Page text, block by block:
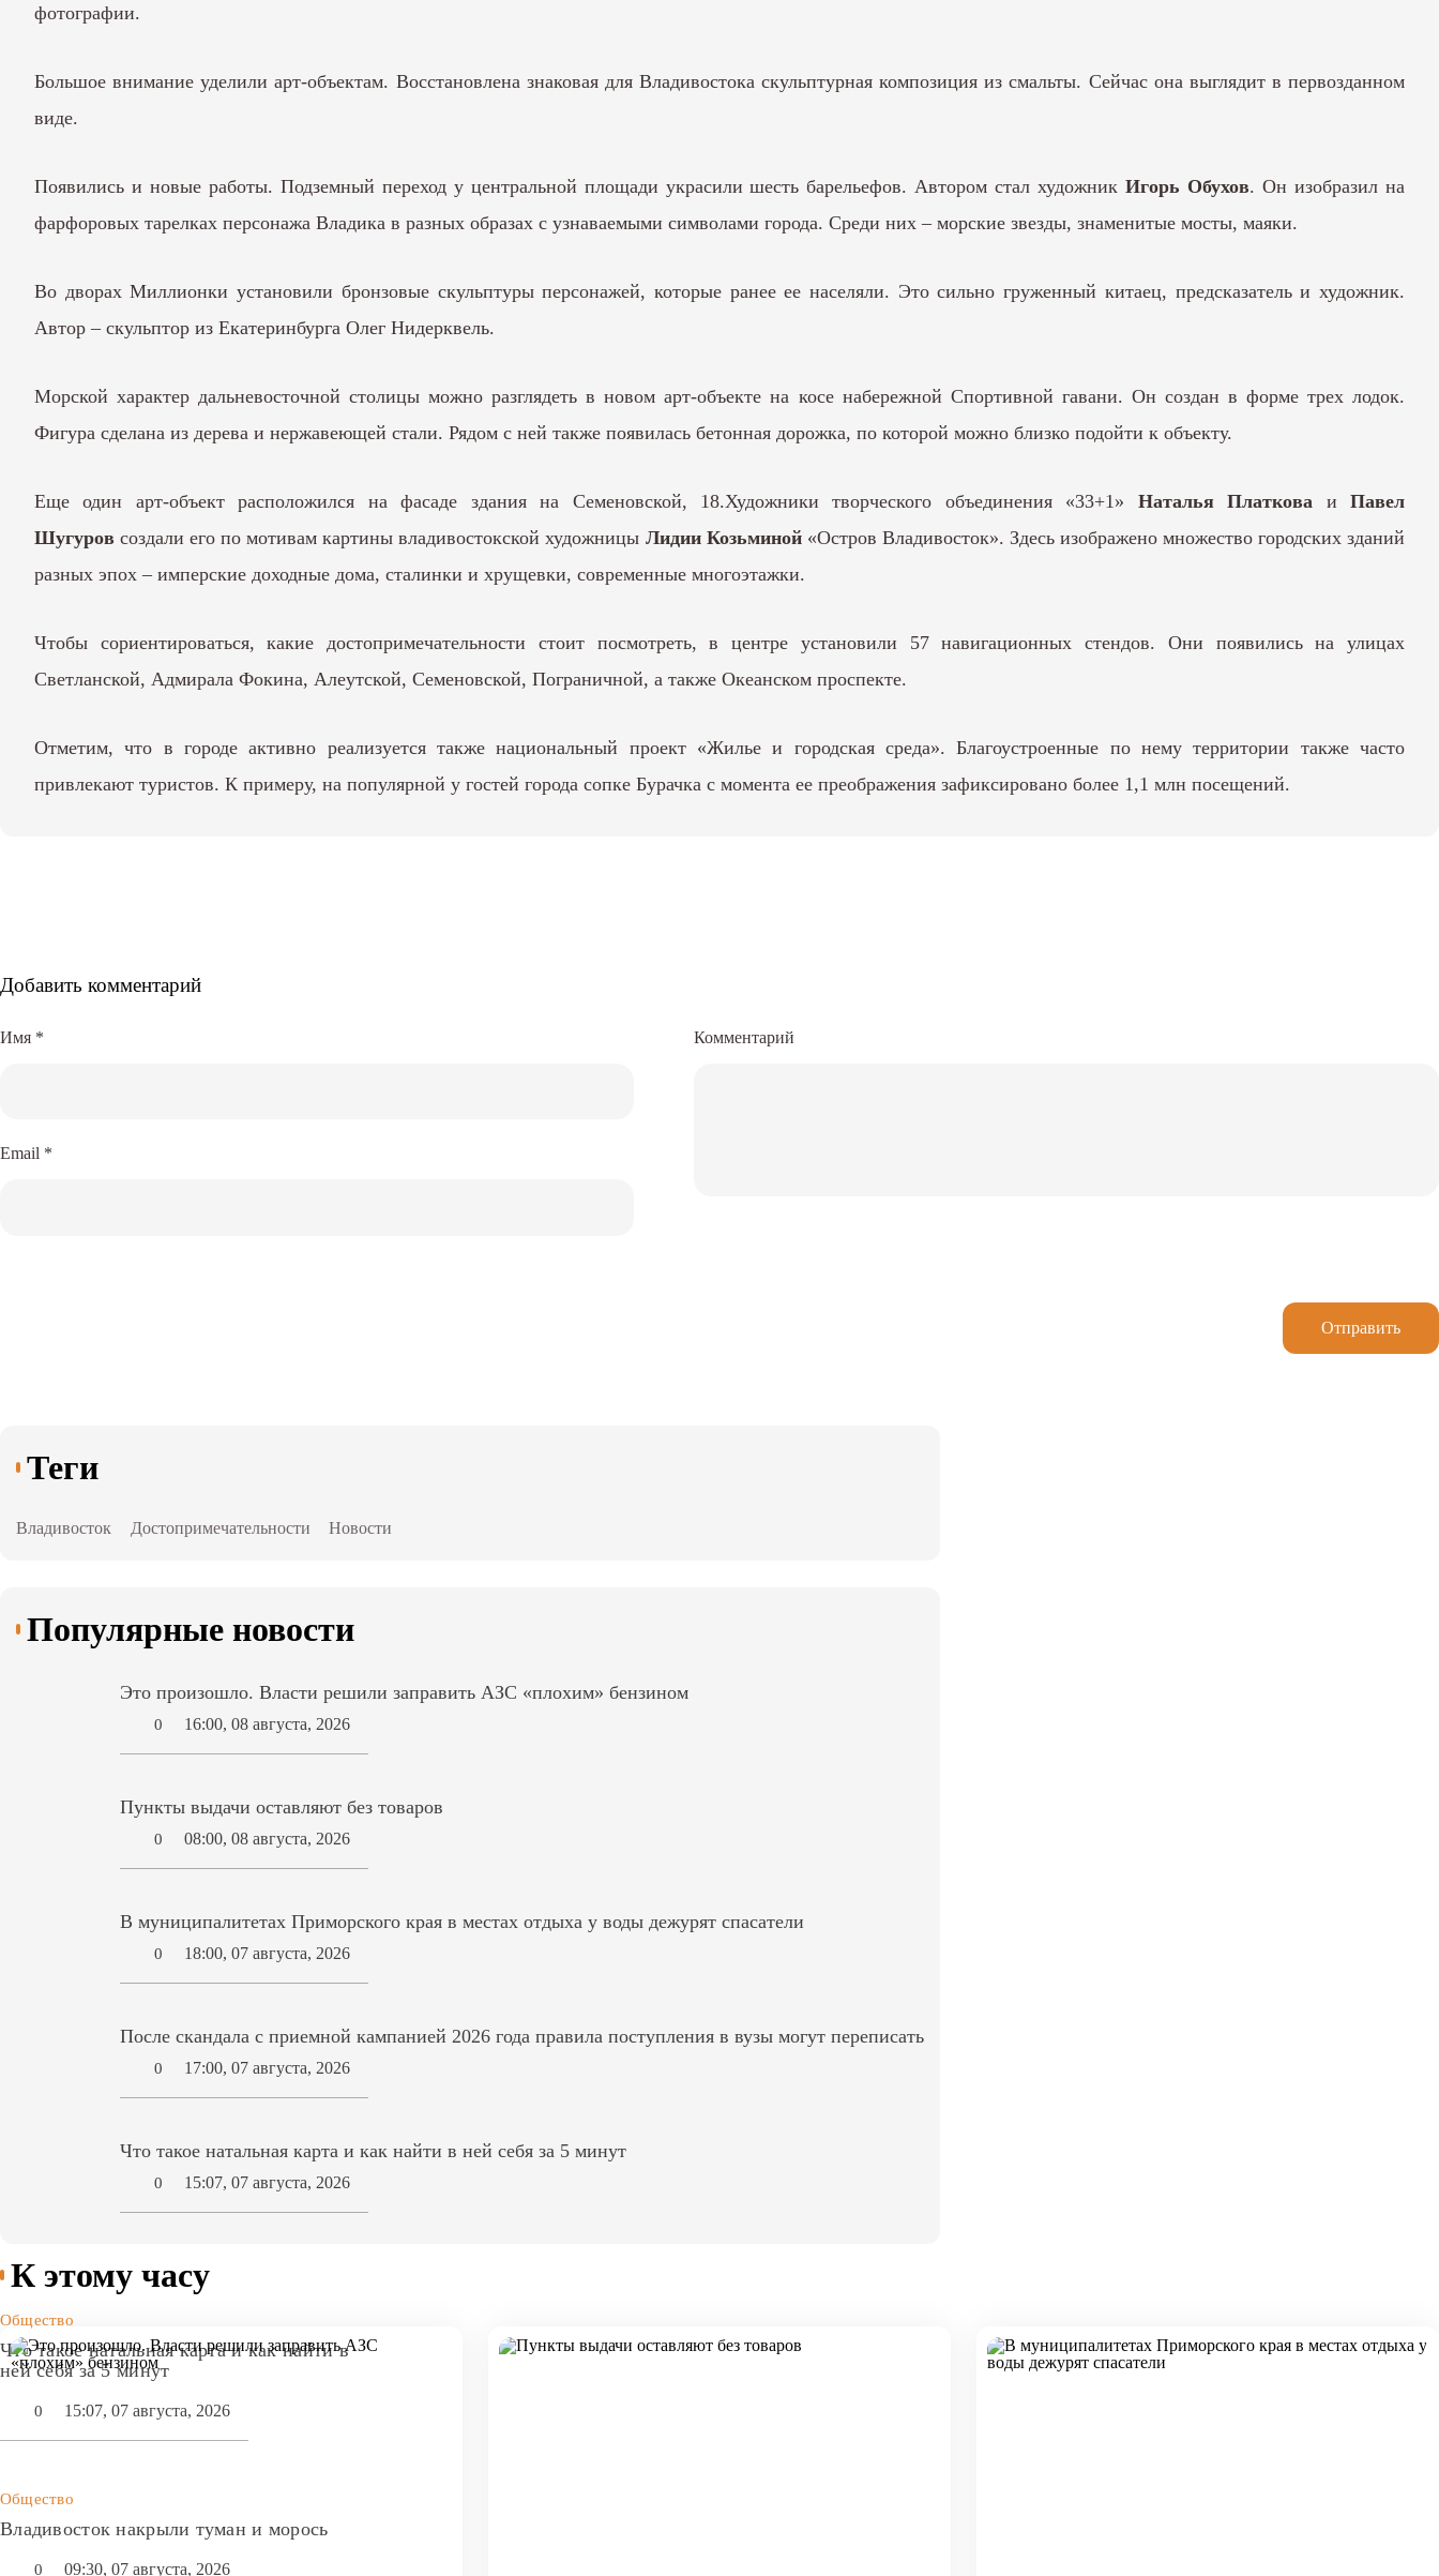
фотографии.
Большое внимание уделили арт-объектам. Восстановлена знаковая для Владивостока скульптурная композиция из смальты. Сейчас она выглядит в первозданном
виде.
Появились и новые работы. Подземный переход у центральной площади украсили шесть барельефов. Автором стал художникИгорь Обухов. Он изобразил на
фарфоровых тарелках персонажа Владика в разных образах с узнаваемыми символами города. Среди них – морские звезды, знаменитые мосты, маяки.
Во дворах Миллионки установили бронзовые скульптуры персонажей, которые ранее ее населяли. Это сильно груженный китаец, предсказатель и художник.
Автор – скульптор из Екатеринбурга Олег Нидерквель.
Морской характер дальневосточной столицы можно разглядеть в новом арт-объекте на косе набережной Спортивной гавани. Он создан в форме трех лодок.
Фигура сделана из дерева и нержавеющей стали. Рядом с ней также появилась бетонная дорожка, по которой можно близко подойти к объекту.
Еще один арт-объект расположился на фасаде здания на Семеновской, 18.Художники творческого объединения «33+1» Наталья Платкова и Павел
Шугуровсоздали его по мотивам картины владивостокской художницы Лидии Козьминой «Остров Владивосток». Здесь изображено множество городских зданий
разных эпох – имперские доходные дома, сталинки и хрущевки, современные многоэтажки.
Чтобы сориентироваться, какие достопримечательности стоит посмотреть, в центре установили 57 навигационных стендов. Они появились на улицах
Светланской, Адмирала Фокина, Алеутской, Семеновской, Пограничной, а также Океанском проспекте.
Отметим, что в городе активно реализуется также национальный проект «Жилье и городская среда». Благоустроенные по нему территории также часто
привлекают туристов. К примеру, на популярной у гостей города сопке Бурачка с момента ее преображения зафиксировано более 1,1 млн посещений.
Добавить комментарий
Комментарий
Имя *
Email *
Отправить
Теги
Владивосток Достопримечательности Новости
Популярные новости
Это произошло. Власти решили заправить АЗС «плохим» бензином
0 16:00, 08 августа, 2026
Пункты выдачи оставляют без товаров
0 08:00, 08 августа, 2026
В муниципалитетах Приморского края в местах отдыха у воды дежурят спасатели
0 18:00, 07 августа, 2026
После скандала с приемной кампанией 2026 года правила поступления в вузы могут переписать
0 17:00, 07 августа, 2026
Что такое натальная карта и как найти в ней себя за 5 минут
0 15:07, 07 августа, 2026
К этому часу
Общество
Что такое натальная карта и как найти в
ней себя за 5 минут
0 15:07, 07 августа, 2026
Общество
Владивосток накрыли туман и морось
0 09:30, 07 августа, 2026